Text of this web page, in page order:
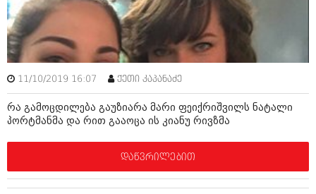
პოლიტიკა
ინტერვიუები
ამბები
მოდი, ვილაპარაკოთ
ამბები
საზოგადოება
მოდი, ვილაპარაკოთ
მოდა + დიზაინი
რელიგია
სპორტი
11/10/2019 16:07 ქეთი კაპანაძე
რა გამოცდილება გაუზიარა მარი ფეიქრიშვილს ნატალი
პორტმანმა და რით გააოცა ის კიანუ რივზმა
დაწვრილებით